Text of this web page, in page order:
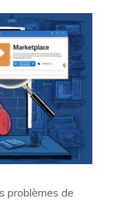
problèmes de